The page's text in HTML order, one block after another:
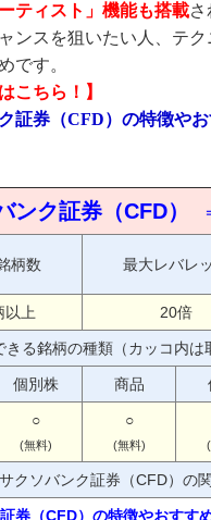
ティスト」機能も搭載
ンスを狙いたい人、テ
です。
こちら！】
証券（CFD）の特徴や
ク証券（CFD）
柄数 最大レバレ
以上 20倍
きる銘柄の種類（カッコ内は
個別株 商品
○
(無料)
○
(無料)
サクソバンク証券（CFD）の
券（CFD）の特徴やおすす